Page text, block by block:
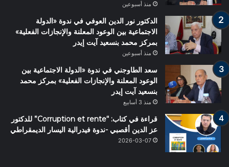
منذ أسبوعين
الدكتور نور الدين العوفي في ندوة «الدولة
الاجتماعية بين الوعود المعلنة والإنجازات الفعلية»
بمركز محمد بنسعيد آيت إيدر
منذ أسبوعين
سعد الطاوجني في ندوة «الدولة الاجتماعية بين
الوعود المعلنة والإنجازات الفعلية» بمركز محمد
بنسعيد آيت إيدر
منذ 3 أسابيع
قراءة في كتاب: “Corruption et rente” للدكتور
عز الدين أقصبي -ندوة فيدرالية اليسار الديمقراطي
2026-03-07